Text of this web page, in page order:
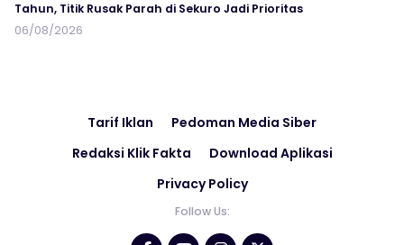
Tahun, Titik Rusak Parah di Sekuro Jadi Prioritas
06/08/2026
Tarif Iklan
Pedoman Media Siber
Redaksi Klik Fakta
Download Aplikasi
Privacy Policy
Follow Us: